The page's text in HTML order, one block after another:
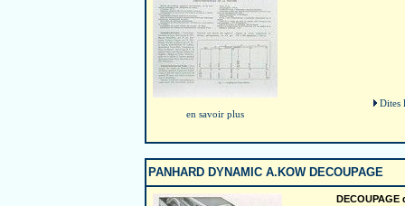
en savoir plus
Dites
PANHARD DYNAMIC A.KOW DECOUPAGE